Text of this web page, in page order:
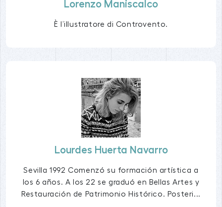
Lorenzo Maniscalco
È l’illustratore di Controvento.
Lourdes Huerta Navarro
Sevilla 1992 Comenzó su formación artística a
los 6 años. A los 22 se graduó en Bellas Artes y
Restauración de Patrimonio Histórico. Posteri...